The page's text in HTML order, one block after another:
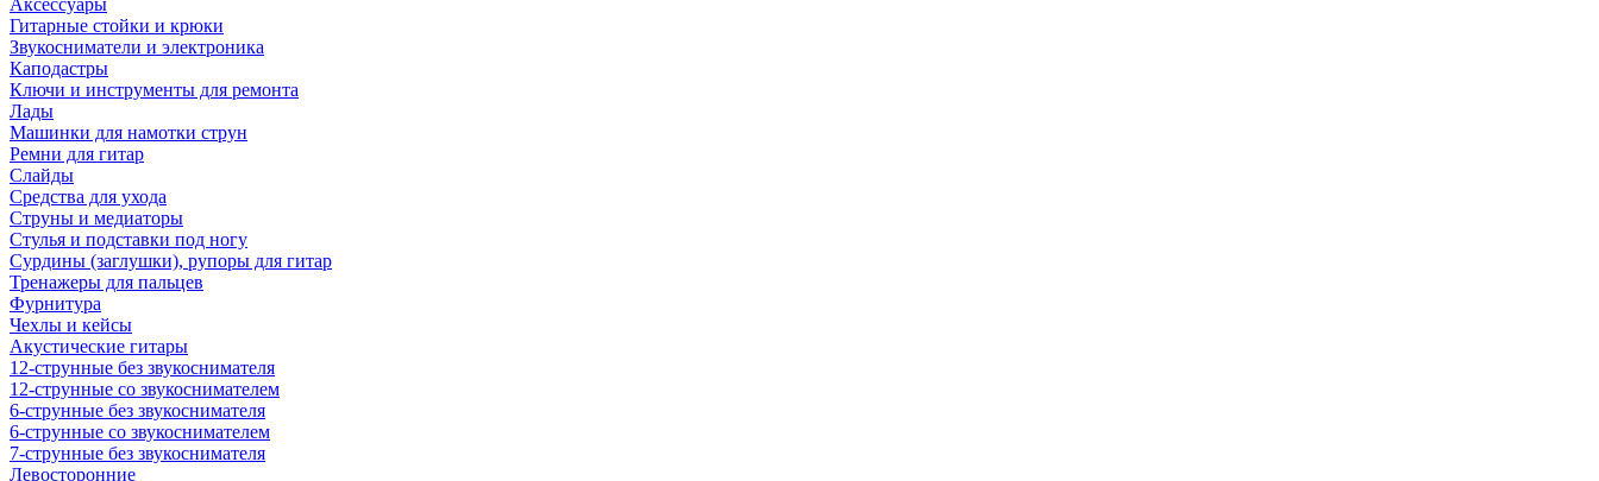
Аксессуары
Гитарные стойки и крюки
Звукосниматели и электроника
Каподастры
Ключи и инструменты для ремонта
Лады
Машинки для намотки струн
Ремни для гитар
Слайды
Средства для ухода
Струны и медиаторы
Стулья и подставки под ногу
Сурдины (заглушки), рупоры для гитар
Тренажеры для пальцев
Фурнитура
Чехлы и кейсы
Акустические гитары
12-струнные без звукоснимателя
12-струнные со звукоснимателем
6-струнные без звукоснимателя
6-струнные со звукоснимателем
7-струнные без звукоснимателя
Левосторонние